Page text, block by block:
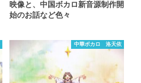
映像と、中国ボカロ新音源制作開
始のお話など色々
中華ボカロ 洛天依